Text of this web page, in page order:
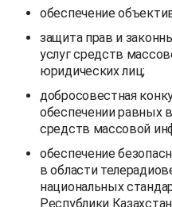
обеспечение
защита прав и
услуг средств
юридических лиц;
добросовестная
обеспечении равных
средств массовой
обеспечение
в области
национальных
Республики